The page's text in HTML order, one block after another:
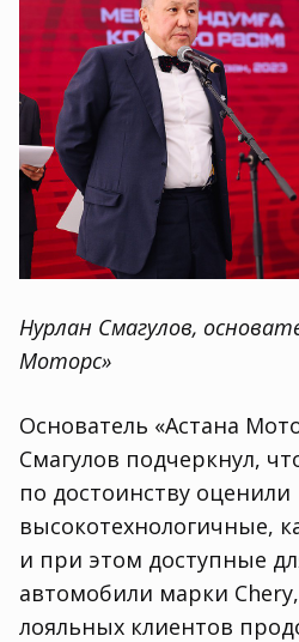
Нурлан Смагулов,
Моторс»
Основатель «Астана
Смагулов подчеркнул,
по достоинству оценили
высокотехнологичные,
и при этом доступные
автомобили марки Chery,
лояльных клиентов